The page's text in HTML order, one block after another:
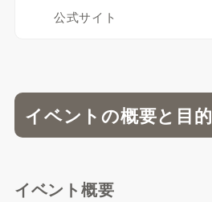
公式サイト
イベントの概要と目的
イベント概要